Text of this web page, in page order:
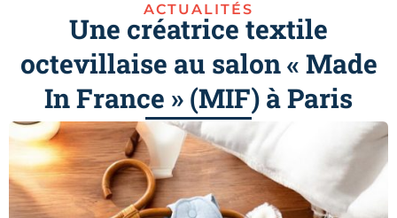
ACTUALITÉS
Une créatrice textile
octevillaise au salon « Made
In France » (MIF) à Paris